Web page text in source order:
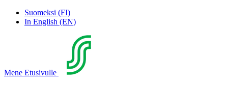
Suomeksi (FI)
In English (EN)
Mene Etusivulle